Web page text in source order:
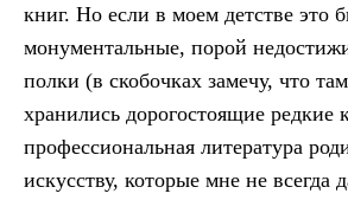
книг. Но если в моем детстве это
монументальные, порой
полки (в скобочках замечу, что
хранились дорогостоящие редкие
профессиональная литература
искусству, которые мне не всегда